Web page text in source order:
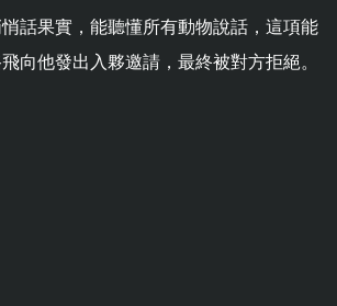
話果實，能聽懂所有動物說話，這項能
向他發出入夥邀請，最終被對方拒絕。